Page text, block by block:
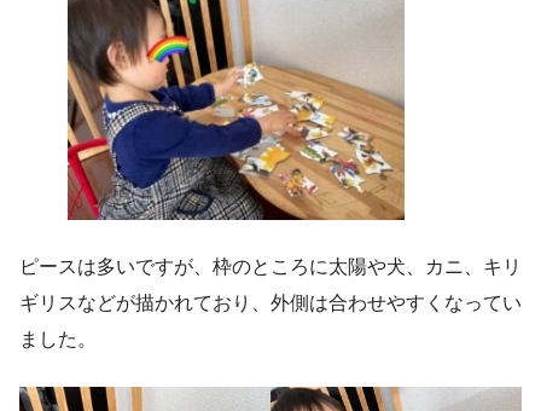
ピースは多いですが、枠のところに太陽や犬、カニ、キリ
ギリスなどが描かれており、外側は合わせやすくなってい
ました。